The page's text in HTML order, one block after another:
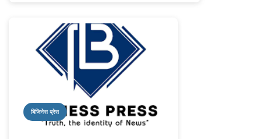
बिजिनेस प्रेस